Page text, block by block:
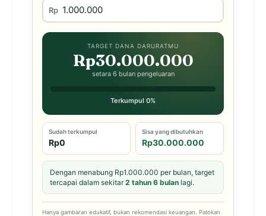
Rp
TARGET DANA DARURATMU
Rp30.000.000
setara 6 bulan pengeluaran
Terkumpul 0%
Sudah terkumpul
Rp0
Sisa yang dibutuhkan
Rp30.000.000
Dengan menabung Rp1.000.000 per bulan, target
tercapai dalam sekitar2 tahun 6 bulan lagi.
Hanya gambaran edukatif, bukan rekomendasi keuangan. Patokan